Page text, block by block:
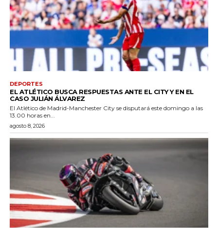
DEPORTES
EL ATLÉTICO BUSCA RESPUESTAS ANTE EL CITY Y EN EL
CASO JULIÁN ÁLVAREZ
El Atlético de Madrid-Manchester City se disputará este domingo a las
13.00 horas en...
agosto 8, 2026